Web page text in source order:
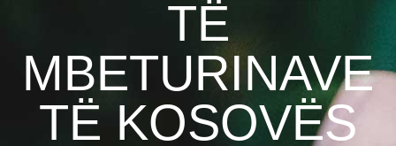
TË
MBETURINAVE
TË KOSOVËS